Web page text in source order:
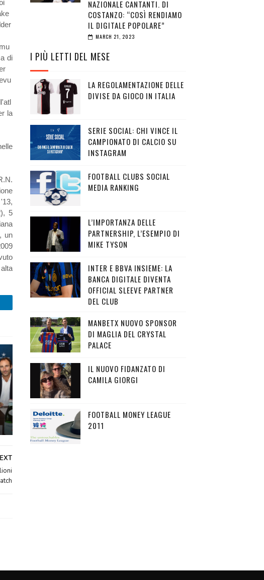
di
la
5
un
NAZIONALE CANTANTI. DI
COSTANZO: “COSÌ RENDIAMO
IL DIGITALE POPOLARE”
MARCH 21, 2023
I PIÙ LETTI DEL MESE
LA REGOLAMENTAZIONE DELLE
DIVISE DA GIOCO IN ITALIA
SERIE SOCIAL: CHI VINCE IL
CAMPIONATO DI CALCIO SU
INSTAGRAM
FOOTBALL CLUBS SOCIAL
MEDIA RANKING
L’IMPORTANZA DELLE
PARTNERSHIP, L’ESEMPIO DI
MIKE TYSON
INTER E BBVA INSIEME: LA
BANCA DIGITALE DIVENTA
OFFICIAL SLEEVE PARTNER
DEL CLUB
MANBETX NUOVO SPONSOR
DI MAGLIA DEL CRYSTAL
PALACE
IL NUOVO FIDANZATO DI
CAMILA GIORGI
FOOTBALL MONEY LEAGUE
2011